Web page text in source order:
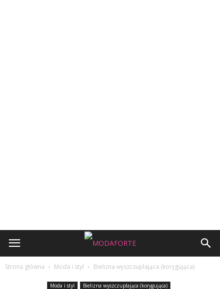
Strona główna Moda i styl Bielizna wyszczuplająca (korygująca)
Moda i styl Bielizna wyszczuplająca (korygująca)